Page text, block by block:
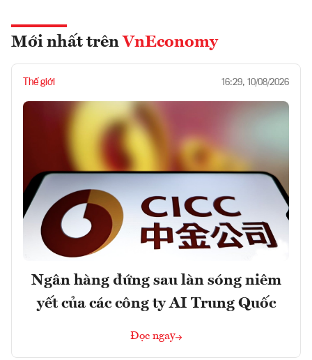
Mới nhất trên VnEconomy
Thế giới 16:29, 10/08/2026
Ngân hàng đứng sau làn sóng niêm
yết của các công ty AI Trung Quốc
Đọc ngay